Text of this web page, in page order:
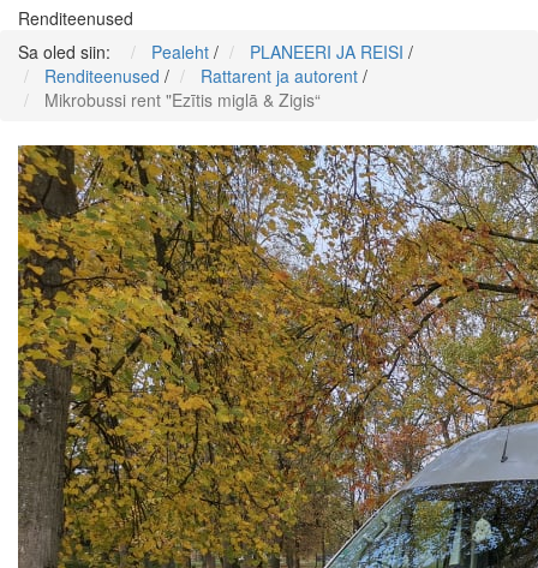
Renditeenused
Sa oled siin:
Pealeht / PLANEERI JA REISI /
Renditeenused / Rattarent ja autorent /
Mikrobussi rent "Ezītis miglā & Zigis“